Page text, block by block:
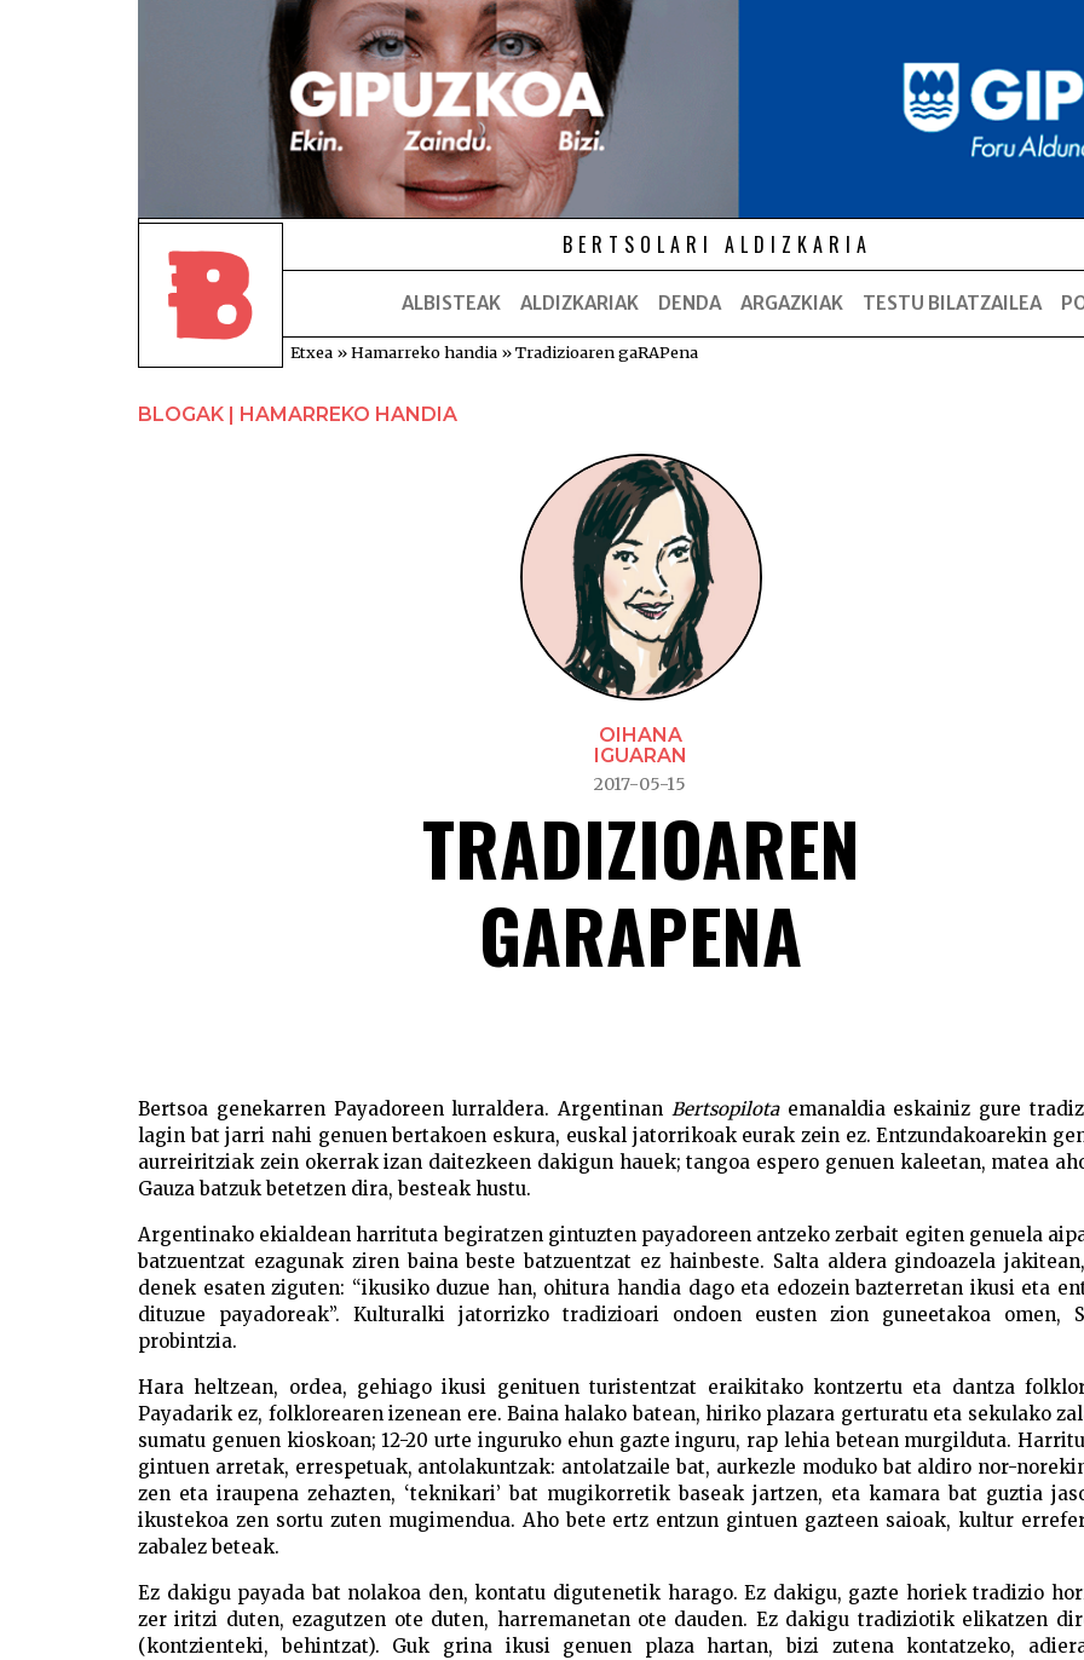
BERTSOLARI ALDIZKARIA
ALBISTEAK ALDIZKARIAK DENDA ARGAZKIAK TESTU BILATZAILEA
Etxea »Hamarreko handia »Tradizioaren gaRAPena
BLOGAK | HAMARREKO HANDIA
OIHANA
IGUARAN
2017-05-15
TRADIZIOAREN
GARAPENA
Bertsoa genekarren Payadoreen lurraldera. Argentinan Bertsopilotaemanaldia eskainiz gure
lagin bat jarri nahi genuen bertakoen eskura, euskal jatorrikoak eurak zein ez. Entzundakoarekin
aurreiritziak zein okerrak izan daitezkeen dakigun hauek; tangoa espero genuen kaleetan, matea
Gauza batzuk betetzen dira, besteak hustu.
Argentinako ekialdean harrituta begiratzen gintuzten payadoreen antzeko zerbait egiten genuela
batzuentzat ezagunak ziren baina beste batzuentzat ez hainbeste. Salta aldera gindoazela
denek esaten ziguten: “ikusiko duzue han, ohitura handia dago eta edozein bazterretan ikusi eta
dituzue payadoreak”. Kulturalki jatorrizko tradizioari ondoen eusten zion guneetakoa omen,
probintzia.
Hara heltzean, ordea, gehiago ikusi genituen turistentzat eraikitako kontzertu eta dantza
Payadarik ez, folklorearen izenean ere. Baina halako batean, hiriko plazara gerturatu eta sekulako
sumatu genuen kioskoan; 12-20 urte inguruko ehun gazte inguru, rap lehia betean murgilduta.
gintuen arretak, errespetuak, antolakuntzak: antolatzaile bat, aurkezle moduko bat aldiro nor-
zen eta iraupena zehazten, ‘teknikari’ bat mugikorretik baseak jartzen, eta kamara bat guztia
ikustekoa zen sortu zuten mugimendua. Aho bete ertz entzun gintuen gazteen saioak, kultur
zabalez beteak.
Ez dakigu payada bat nolakoa den, kontatu digutenetik harago. Ez dakigu, gazte horiek tradizio
zer iritzi duten, ezagutzen ote duten, harremanetan ote dauden. Ez dakigu tradiziotik elikatzen
(kontzienteki, behintzat). Guk grina ikusi genuen plaza hartan, bizi zutena kontatzeko,